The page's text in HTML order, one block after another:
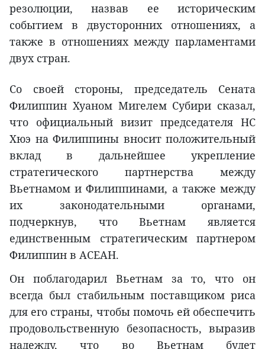
резолюции, назвав ее историческим
событием в двусторонних отношениях, а
также в отношениях между парламентами
двух стран.
Со своей стороны, председатель Сената
Филиппин Хуаном Мигелем Субири сказал,
что официальный визит председателя НС
Хюэ на Филиппины вносит положительный
вклад в дальнейшее укрепление
стратегического партнерства между
Вьетнамом и Филиппинами, а также между
их законодательными органами,
подчеркнув, что Вьетнам является
единственным стратегическим партнером
Филиппин в АСЕАН.
Он поблагодарил Вьетнам за то, что он
всегда был стабильным поставщиком риса
для его страны, чтобы помочь ей обеспечить
продовольственную безопасность, выразив
надежду, что во Вьетнам будет